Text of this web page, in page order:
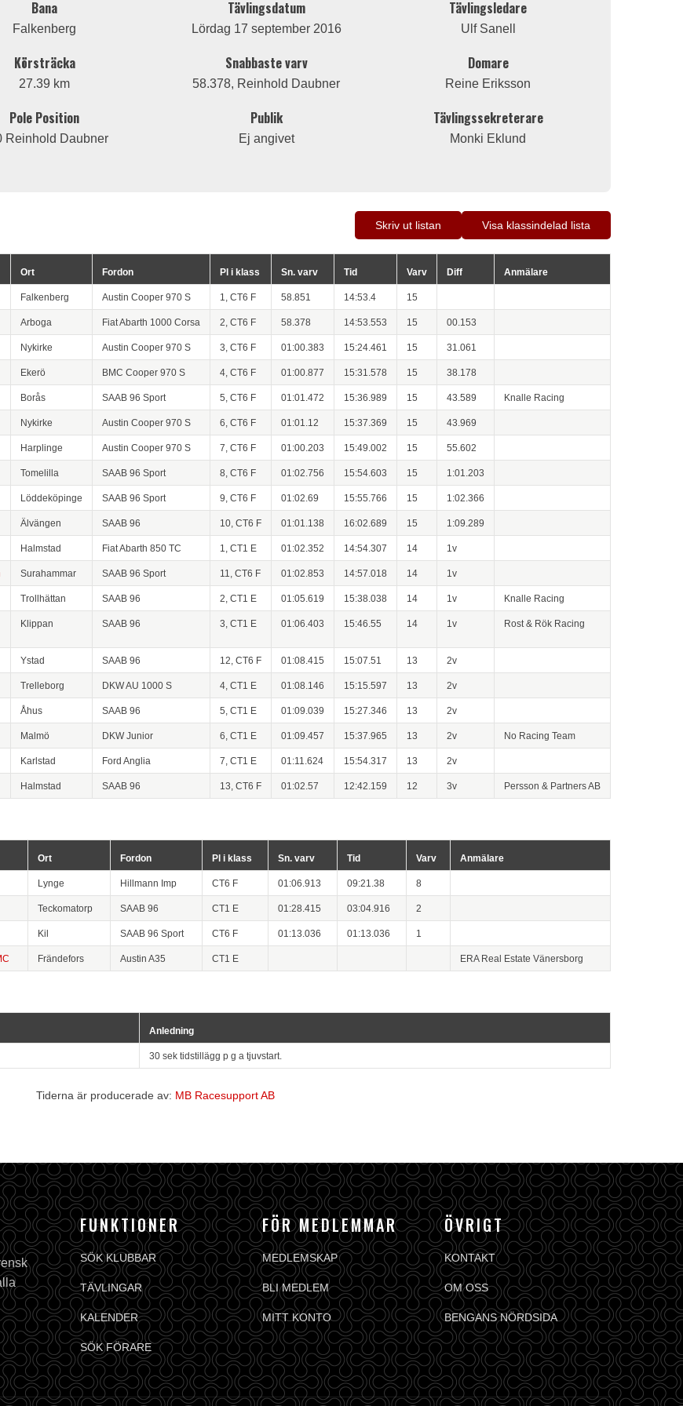
Bana
Falkenberg
Körsträcka
27.39 km
Pole Position
Reinhold Daubner
Tävlingsdatum
Lördag 17 september 2016
Snabbaste varv
58.378, Reinhold Daubner
Publik
Ej angivet
Tävlingsledare
Ulf Sanell
Domare
Reine Eriksson
Tävlingssekreterare
Monki Eklund
Skriv ut listan Visa klassindelad lista
Ort Fordon Pl i klass Sn. varv Tid Varv Diff Anmälare
Falkenberg Austin Cooper 970 S 1, CT6 F 58.851 14:53.4 15
Arboga Fiat Abarth 1000 Corsa 2, CT6 F 58.378 14:53.553 15 00.153
Nykirke Austin Cooper 970 S 3, CT6 F 01:00.383 15:24.461 15 31.061
Ekerö BMC Cooper 970 S 4, CT6 F 01:00.877 15:31.578 15 38.178
Borås SAAB 96 Sport 5, CT6 F 01:01.472 15:36.989 15 43.589 Knalle Racing
Nykirke Austin Cooper 970 S 6, CT6 F 01:01.12 15:37.369 15 43.969
Harplinge Austin Cooper 970 S 7, CT6 F 01:00.203 15:49.002 15 55.602
Tomelilla SAAB 96 Sport 8, CT6 F 01:02.756 15:54.603 15 1:01.203
Löddeköpinge SAAB 96 Sport 9, CT6 F 01:02.69 15:55.766 15 1:02.366
Älvängen SAAB 96 10, CT6 F 01:01.138 16:02.689 15 1:09.289
Halmstad Fiat Abarth 850 TC 1, CT1 E 01:02.352 14:54.307 14 1v
Surahammar SAAB 96 Sport 11, CT6 F 01:02.853 14:57.018 14 1v
Trollhättan SAAB 96 2, CT1 E 01:05.619 15:38.038 14 1v Knalle Racing
Klippan SAAB 96 3, CT1 E 01:06.403 15:46.55 14 1v Rost & Rök Racing
Ystad SAAB 96 12, CT6 F 01:08.415 15:07.51 13 2v
Trelleborg DKW AU 1000 S 4, CT1 E 01:08.146 15:15.597 13 2v
Åhus SAAB 96 5, CT1 E 01:09.039 15:27.346 13 2v
Malmö DKW Junior 6, CT1 E 01:09.457 15:37.965 13 2v No Racing Team
Karlstad Ford Anglia 7, CT1 E 01:11.624 15:54.317 13 2v
Halmstad SAAB 96 13, CT6 F 01:02.57 12:42.159 12 3v Persson & Partners AB
Ort Fordon Pl i klass Sn. varv Tid Varv Anmälare
Lynge Hillmann Imp CT6 F 01:06.913 09:21.38 8
Teckomatorp SAAB 96 CT1 E 01:28.415 03:04.916 2
Kil SAAB 96 Sport CT6 F 01:13.036 01:13.036 1
Frändefors Austin A35 CT1 E ERA Real Estate Vänersborg
Anledning
30 sek tidstillägg p g a tjuvstart.
Tiderna är producerade av: MB Racesupport AB
FUNKTIONER
SÖK KLUBBAR
TÄVLINGAR
KALENDER
SÖK FÖRARE
FÖR MEDLEMMAR
MEDLEMSKAP
BLI MEDLEM
MITT KONTO
ÖVRIGT
KONTAKT
OM OSS
BENGANS NÖRDSIDA